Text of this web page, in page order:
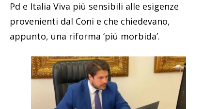
Pd e Italia Viva più sensibili alle esigenze
provenienti dal Coni e che chiedevano,
appunto, una riforma ‘più morbida’.